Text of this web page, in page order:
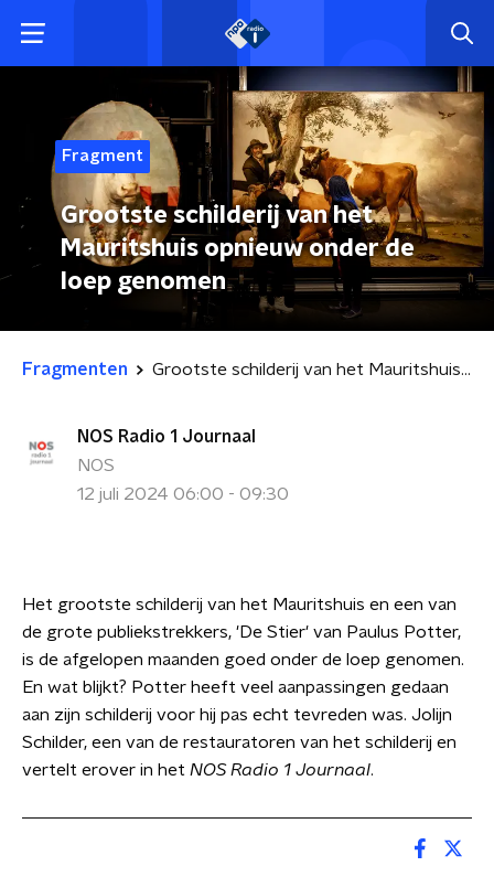
Fragment
Grootste schilderij van het
Mauritshuis opnieuw onder de
loep genomen
Fragmenten Grootste schilderij van het Mauritshuis opnieuw onder de loep genomen
NOS Radio 1 Journaal
NOS
12 juli 2024 06:00 - 09:30
Het grootste schilderij van het Mauritshuis en een van
de grote publiekstrekkers, 'De Stier' van Paulus Potter,
is de afgelopen maanden goed onder de loep genomen.
En wat blijkt? Potter heeft veel aanpassingen gedaan
aan zijn schilderij voor hij pas echt tevreden was. Jolijn
Schilder, een van de restauratoren van het schilderij en
vertelt erover in het NOS Radio 1 Journaal.